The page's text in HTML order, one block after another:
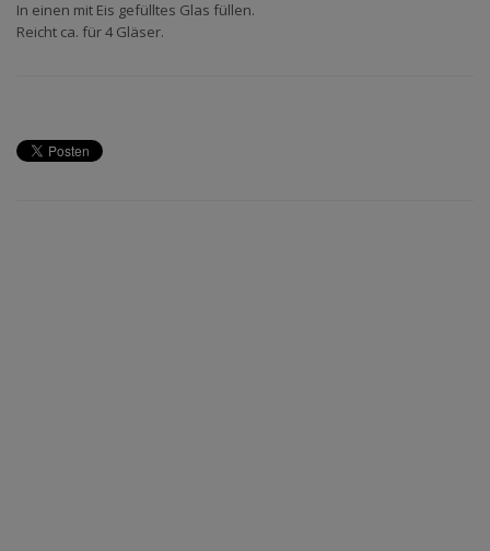
In einen mit Eis gefülltes Glas füllen.
Reicht ca. für 4 Gläser.